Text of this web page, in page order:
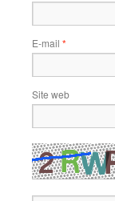
E-mail *
Site web